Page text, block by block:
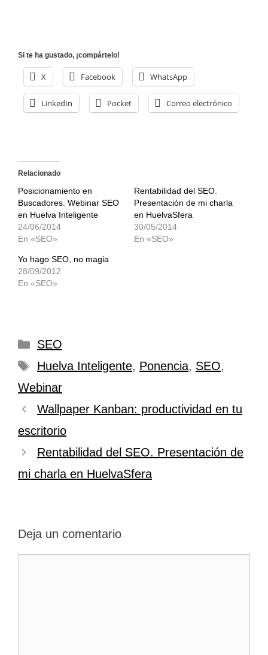
Si te ha gustado, ¡compártelo!
X Facebook WhatsApp
LinkedIn Pocket Correo electrónico
Relacionado
Posicionamiento en
Buscadores. Webinar SEO
en Huelva Inteligente
24/06/2014
En «SEO»
Rentabilidad del SEO.
Presentación de mi charla
en HuelvaSfera
30/05/2014
En «SEO»
Yo hago SEO, no magia
28/09/2012
En «SEO»
Categorías
SEO
Etiquetas
Huelva Inteligente, Ponencia, SEO,
Webinar
Wallpaper Kanban: productividad en tu
escritorio
Rentabilidad del SEO. Presentación de
mi charla en HuelvaSfera
Deja un comentario